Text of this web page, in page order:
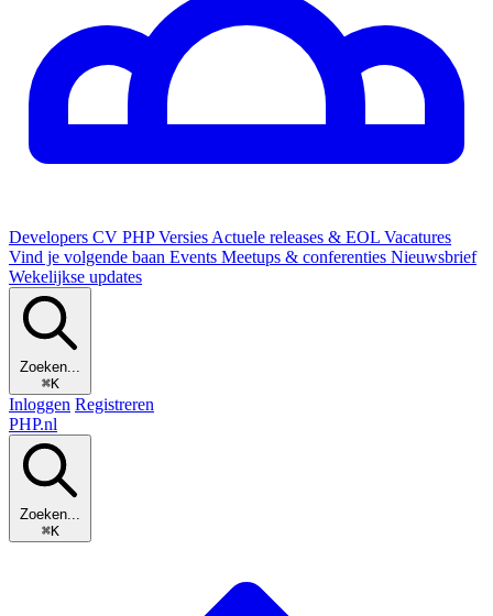
Developers CV PHP Versies Actuele releases & EOL Vacatures
Vind je volgende baan Events Meetups & conferenties Nieuwsbrief
Wekelijkse updates
Zoeken...
⌘K
Inloggen Registreren
PHP.nl
Zoeken...
⌘K